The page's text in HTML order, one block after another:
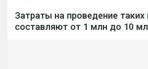
Затраты на проведение таких
составляют от 1 млн до 10